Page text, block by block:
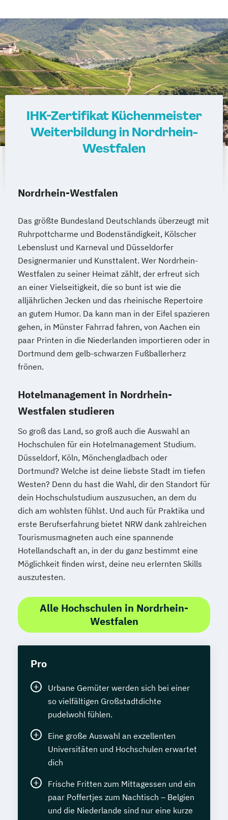
IHK-Zertifikat Küchenmeister
Weiterbildung in Nordrhein-
Westfalen
Nordrhein-Westfalen
Das größte Bundesland Deutschlands überzeugt mit
Ruhrpottcharme und Bodenständigkeit, Kölscher
Lebenslust und Karneval und Düsseldorfer
Designermanier und Kunsttalent. Wer Nordrhein-
Westfalen zu seiner Heimat zählt, der erfreut sich
an einer Vielseitigkeit, die so bunt ist wie die
alljährlichen Jecken und das rheinische Repertoire
an gutem Humor. Da kann man in der Eifel spazieren
gehen, in Münster Fahrrad fahren, von Aachen ein
paar Printen in die Niederlanden importieren oder in
Dortmund dem gelb-schwarzen Fußballerherz
frönen.
Hotelmanagement in Nordrhein-
Westfalen studieren
So groß das Land, so groß auch die Auswahl an
Hochschulen für ein Hotelmanagement Studium.
Düsseldorf, Köln, Mönchengladbach oder
Dortmund? Welche ist deine liebste Stadt im tiefen
Westen? Denn du hast die Wahl, dir den Standort für
dein Hochschulstudium auszusuchen, an dem du
dich am wohlsten fühlst. Und auch für Praktika und
erste Berufserfahrung bietet NRW dank zahlreichen
Tourismusmagneten auch eine spannende
Hotellandschaft an, in der du ganz bestimmt eine
Möglichkeit finden wirst, deine neu erlernten Skills
auszutesten.
Alle Hochschulen in Nordrhein-
Westfalen
Pro
Urbane Gemüter werden sich bei einer
so vielfältigen Großstadtdichte
pudelwohl fühlen.
Eine große Auswahl an exzellenten
Universitäten und Hochschulen erwartet
dich
Frische Fritten zum Mittagessen und ein
paar Poffertjes zum Nachtisch – Belgien
und die Niederlande sind nur eine kurze